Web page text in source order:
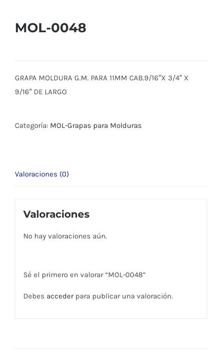
MOL-0048
GRAPA MOLDURA G.M. PARA 11MM CAB.9/16″X 3/4″ X
9/16″ DE LARGO
Categoría: MOL-Grapas para Molduras
Valoraciones (0)
Valoraciones
No hay valoraciones aún.
Sé el primero en valorar “MOL-0048”
Debes accederpara publicar una valoración.